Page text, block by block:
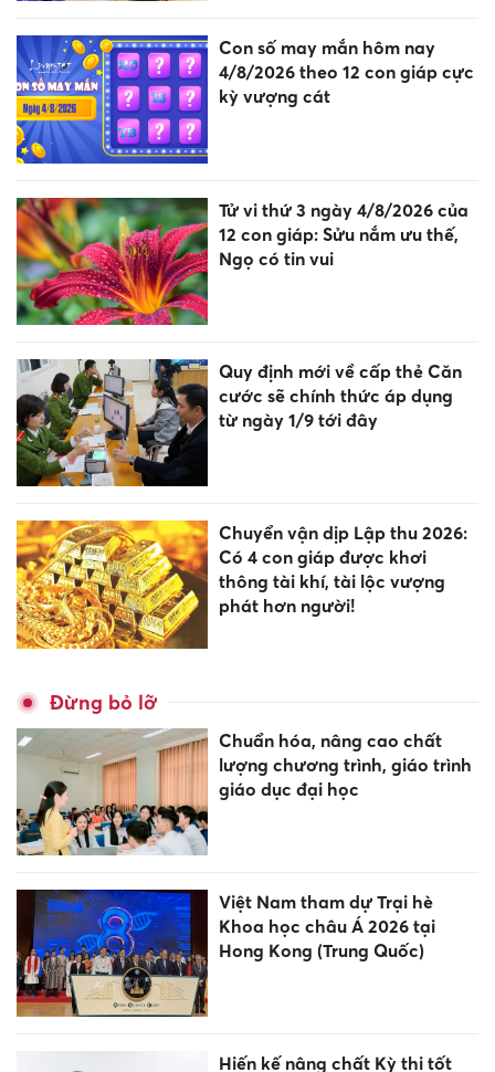
Con số may mắn hôm nay
4/8/2026 theo 12 con giáp cực
kỳ vượng cát
Tử vi thứ 3 ngày 4/8/2026 của
12 con giáp: Sửu nắm ưu thế,
Ngọ có tin vui
Quy định mới về cấp thẻ Căn
cước sẽ chính thức áp dụng
từ ngày 1/9 tới đây
Chuyển vận dịp Lập thu 2026:
Có 4 con giáp được khơi
thông tài khí, tài lộc vượng
phát hơn người!
Đừng bỏ lỡ
Chuẩn hóa, nâng cao chất
lượng chương trình, giáo trình
giáo dục đại học
Việt Nam tham dự Trại hè
Khoa học châu Á 2026 tại
Hong Kong (Trung Quốc)
Hiến kế nâng chất Kỳ thi tốt